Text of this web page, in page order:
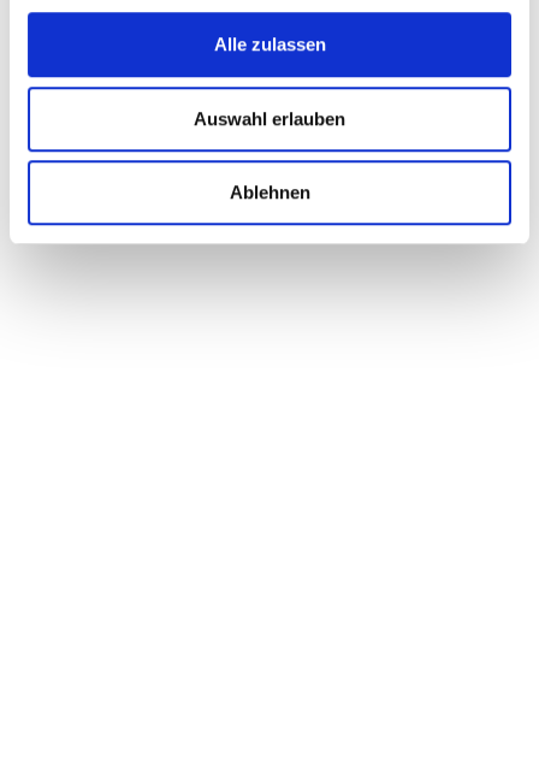
Alle zulassen
Auswahl erlauben
Ablehnen